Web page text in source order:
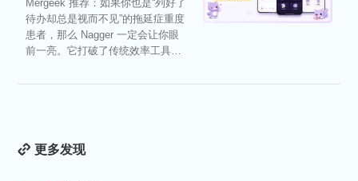
Mergeek 推荐：如果你也是“列好了
待办却总是视而不见”的拖延症重度
患者，那么 Nagger 一定会让你眼
前一亮。它打破了传统效率工具冰
更多发现